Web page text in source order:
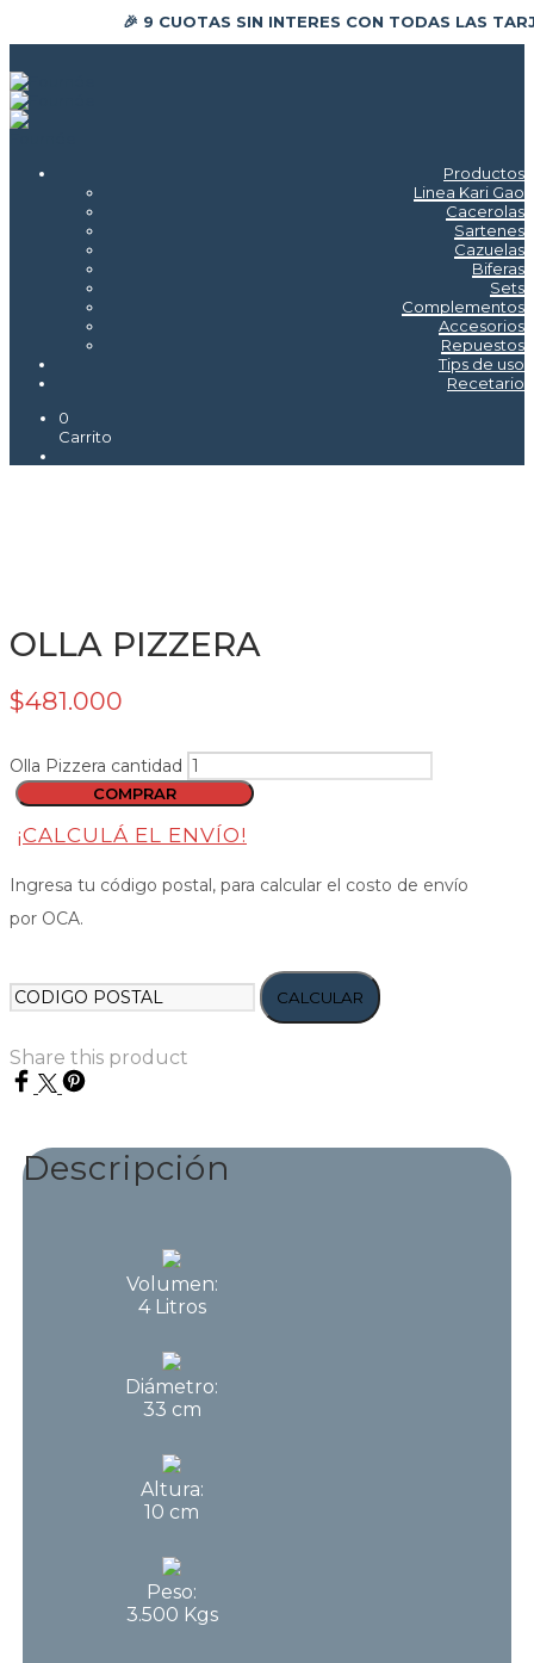
🎉 9 CUOTAS SIN INTERES CON TODAS LAS
Productos
Linea Kari Gao
Cacerolas
Sartenes
Cazuelas
Biferas
Sets
Complementos
Accesorios
Repuestos
Tips de uso
Recetario
0
Carrito
OLLA PIZZERA
$481.000
Olla Pizzera cantidad
COMPRAR
¡CALCULÁ EL ENVÍO!
Ingresa tu código postal, para calcular el costo de envío
por OCA.
CALCULAR
Share this product
Descripción
Volumen:
4 Litros
Diámetro:
33 cm
Altura:
10 cm
Peso:
3.500 Kgs